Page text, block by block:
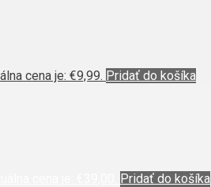
cena je: €9,99. Pridať do košíka
Pridať do košíka